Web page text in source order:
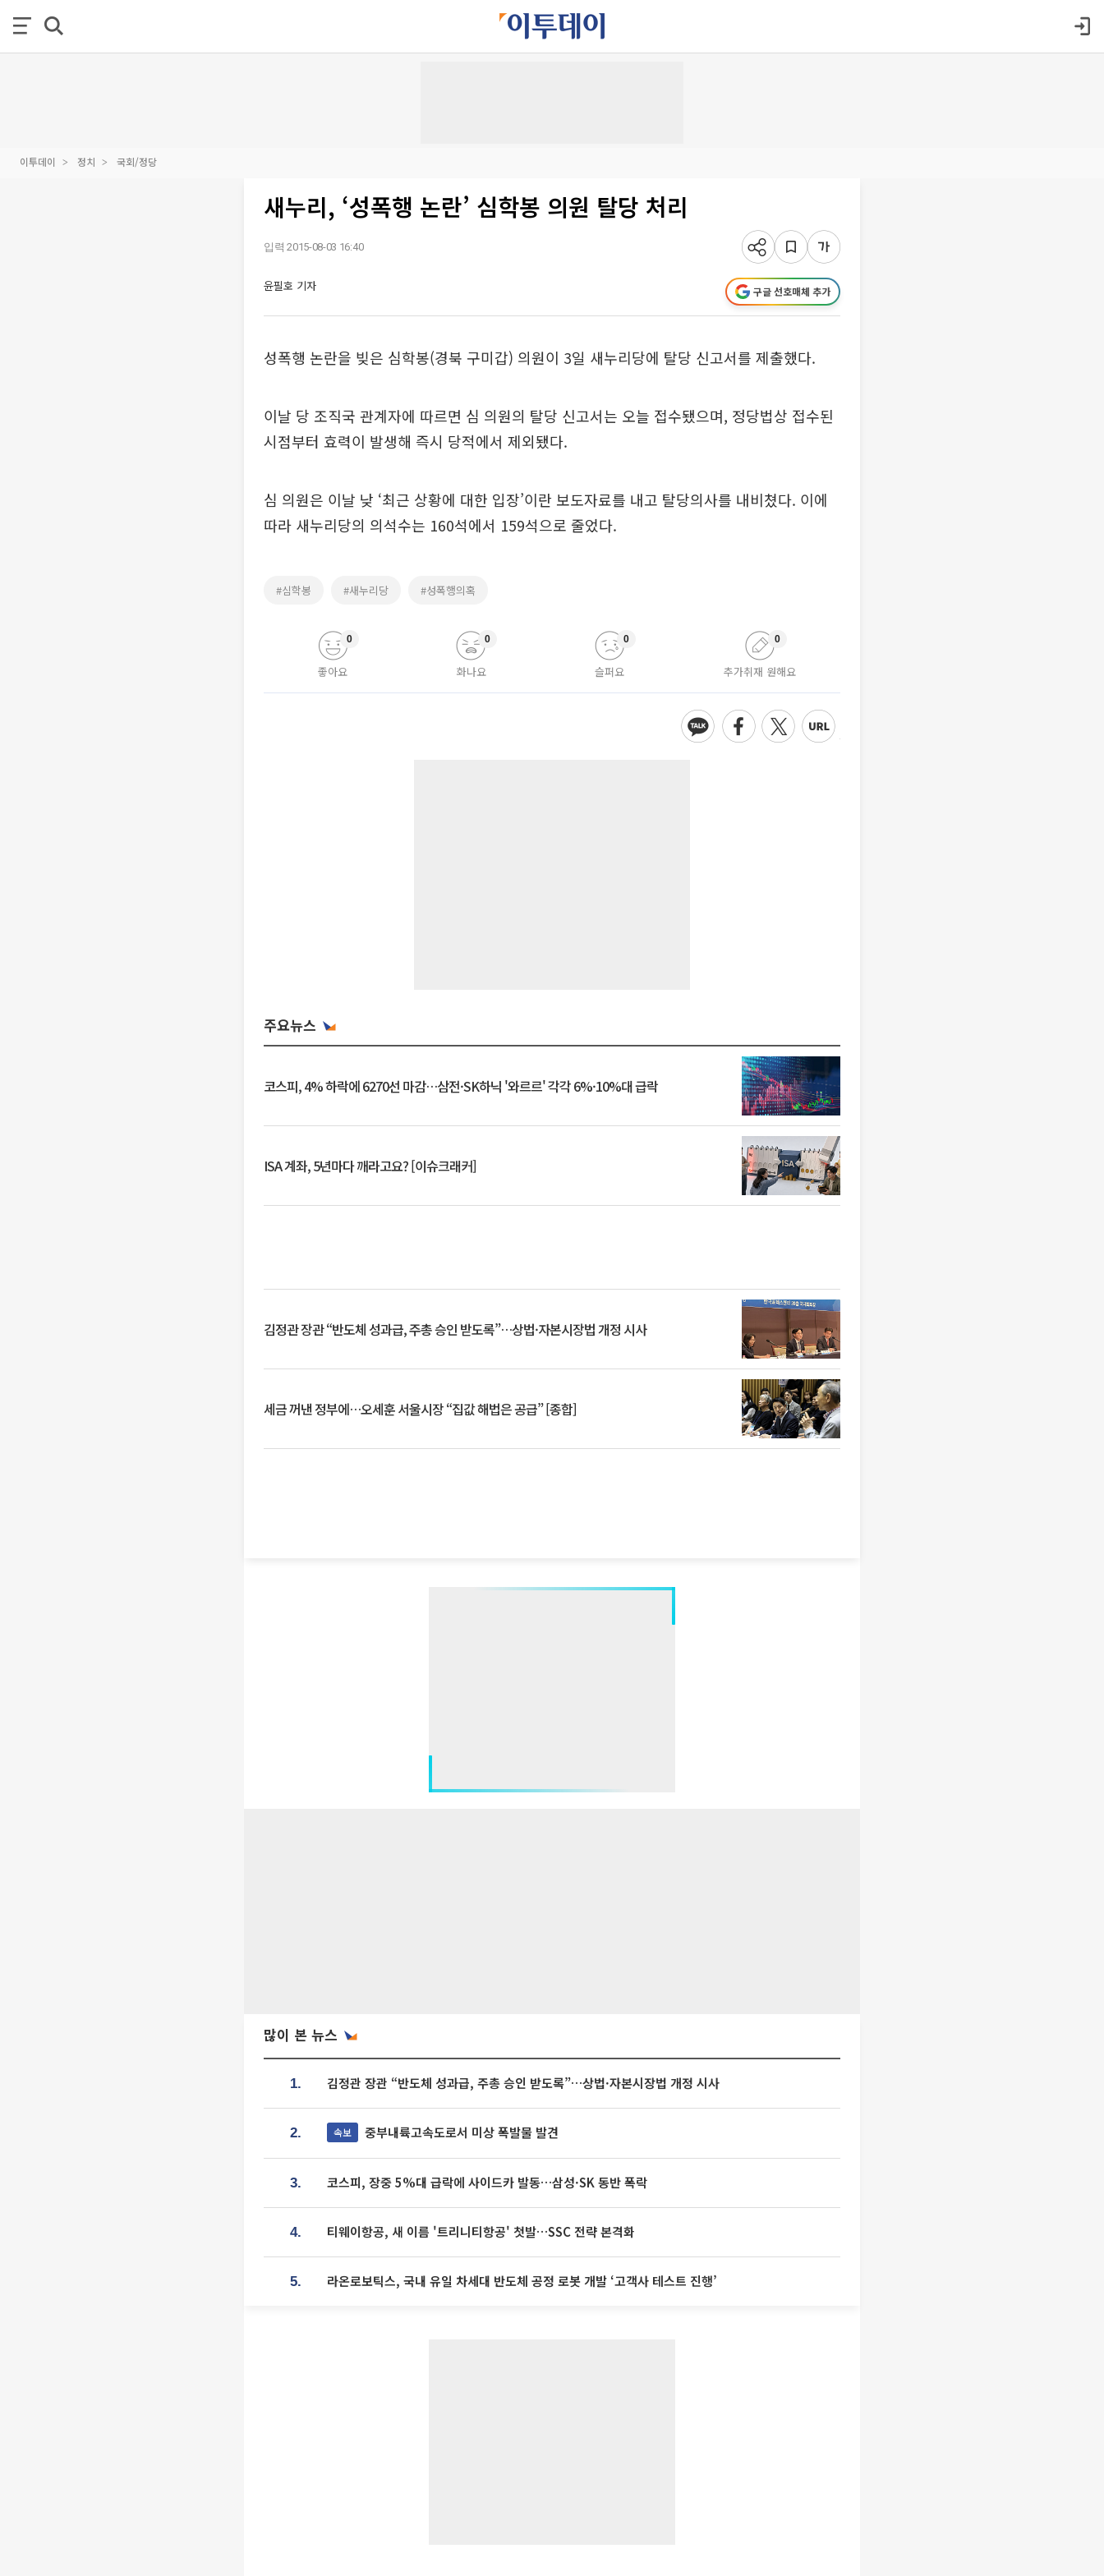
이투데이 정치 국회/정당
새누리, ‘성폭행 논란’ 심학봉 의원 탈당 처리
입력 2015-08-03 16:40
윤필호 기자 구글 선호매체 추가
성폭행 논란을 빚은 심학봉(경북 구미갑) 의원이 3일 새누리당에 탈당 신고서를 제출했다.
이날 당 조직국 관계자에 따르면 심 의원의 탈당 신고서는 오늘 접수됐으며, 정당법상 접수된
시점부터 효력이 발생해 즉시 당적에서 제외됐다.
심 의원은 이날 낮 ‘최근 상황에 대한 입장’이란 보도자료를 내고 탈당의사를 내비쳤다. 이에
따라 새누리당의 의석수는 160석에서 159석으로 줄었다.
#심학봉 #새누리당 #성폭행의혹
좋아요
0
화나요
0
슬퍼요
0
추가취재 원해요
0
주요뉴스
코스피, 4% 하락에 6270선 마감…삼전·SK하닉 '와르르' 각각 6%·10%대 급락
ISA 계좌, 5년마다 깨라고요? [이슈크래커]
김정관 장관 “반도체 성과급, 주총 승인 받도록”…상법·자본시장법 개정 시사
세금 꺼낸 정부에…오세훈 서울시장 “집값 해법은 공급” [종합]
많이 본 뉴스
1. 김정관 장관 “반도체 성과급, 주총 승인 받도록”…상법·자본시장법 개정 시사
2. 속보 중부내륙고속도로서 미상 폭발물 발견
3. 코스피, 장중 5%대 급락에 사이드카 발동…삼성·SK 동반 폭락
4. 티웨이항공, 새 이름 '트리니티항공' 첫발…SSC 전략 본격화
5. 라온로보틱스, 국내 유일 차세대 반도체 공정 로봇 개발 ‘고객사 테스트 진행’